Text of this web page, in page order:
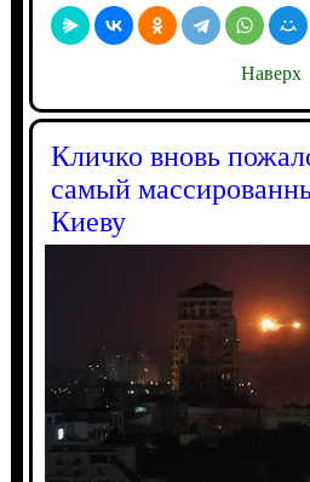
Наверх
Кличко вновь
самый
Киеву